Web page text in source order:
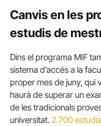
Canvis en les
estudis de
Dins el programa MIF
sistema d’accés a la
proper mes de juny, qui
haurà de superar un
de les tradicionals
universitat. 2.700